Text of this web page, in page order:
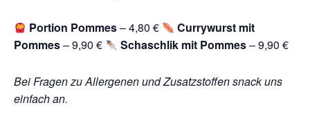
Portion Pommes– 4,80 €
Currywurst mit
Pommes– 9,90 € Schaschlik mit Pommes– 9,90 €
Bei Fragen zu Allergenen und Zusatzstoffen snack uns
einfach an.